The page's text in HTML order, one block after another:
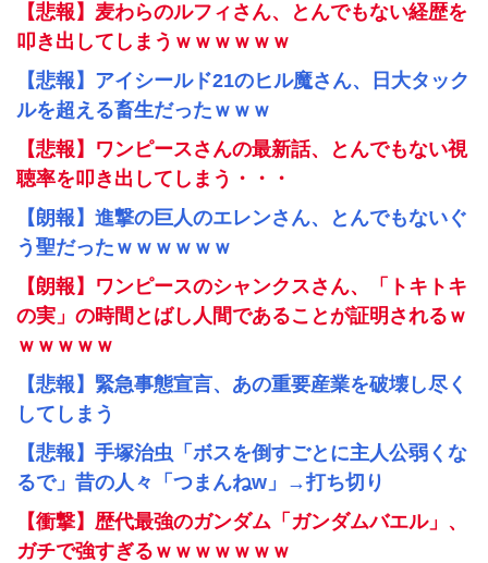
【悲報】麦わらのルフィさん、とんでもない経歴を
叩き出してしまうｗｗｗｗｗｗ
【悲報】アイシールド21のヒル魔さん、日大タック
ルを超える畜生だったｗｗｗ
【悲報】ワンピースさんの最新話、とんでもない視
聴率を叩き出してしまう・・・
【朗報】進撃の巨人のエレンさん、とんでもないぐ
う聖だったｗｗｗｗｗｗ
【朗報】ワンピースのシャンクスさん、「トキトキ
の実」の時間とばし人間であることが証明されるｗ
ｗｗｗｗｗ
【悲報】緊急事態宣言、あの重要産業を破壊し尽く
してしまう
【悲報】手塚治虫「ボスを倒すごとに主人公弱くな
るで」昔の人々「つまんねw」→打ち切り
【衝撃】歴代最強のガンダム「ガンダムバエル」、
ガチで強すぎるｗｗｗｗｗｗｗ